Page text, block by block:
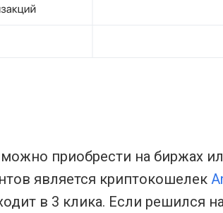
приобрести на биржах
является криптокошелек
в 3 клика. Если решился